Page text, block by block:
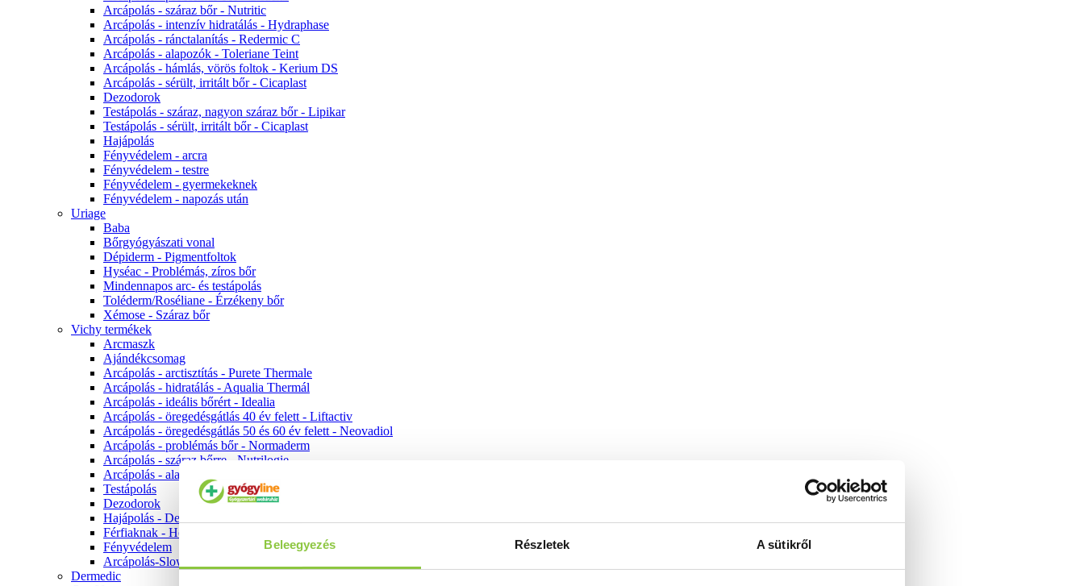
Beleegyezés Részletek A sütikről
Arcápolás - száraz bőr - Nutritic
Arcápolás - intenzív hidratálás - Hydraphase
Arcápolás - ránctalanítás - Redermic C
Arcápolás - alapozók - Toleriane Teint
Arcápolás - hámlás, vörös foltok - Kerium DS
Arcápolás - sérült, irritált bőr - Cicaplast
Dezodorok
Testápolás - száraz, nagyon száraz bőr - Lipikar
Testápolás - sérült, irritált bőr - Cicaplast
Hajápolás
Fényvédelem - arcra
Fényvédelem - testre
Fényvédelem - gyermekeknek
Fényvédelem - napozás után
Uriage
Baba
Bőrgyógyászati vonal
Dépiderm - Pigmentfoltok
Hyséac - Problémás, zíros bőr
Mindennapos arc- és testápolás
Toléderm/Roséliane - Érzékeny bőr
Xémose - Száraz bőr
Vichy termékek
Arcmaszk
Ajándékcsomag
Arcápolás - arctisztítás - Purete Thermale
Arcápolás - hidratálás - Aqualia Thermál
Arcápolás - ideális bőrért - Idealia
Arcápolás - öregedésgátlás 40 év felett - Liftactiv
Arcápolás - öregedésgátlás 50 és 60 év felett - Neovadiol
Arcápolás - problémás bőr - Normaderm
Arcápolás - száraz bőrre - Nutrilogie
Arcápolás - alapozók
Testápolás
Dezodorok
Hajápolás - Dercos
Férfiaknak - Homme
Fényvédelem
Arcápolás-Slow Age
Dermedic